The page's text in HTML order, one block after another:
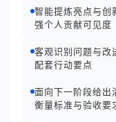
智能提炼亮点与创
强个人贡献可见度
客观识别问题与改
配套行动要点
面向下一阶段给出
衡量标准与验收要